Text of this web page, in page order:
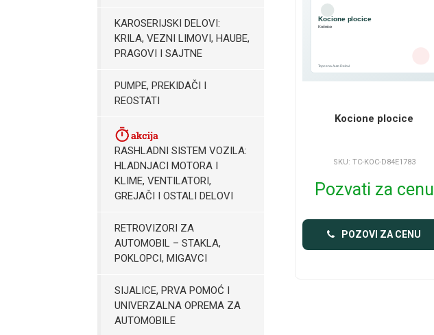
KAROSERIJSKI DELOVI:
KRILA, VEZNI LIMOVI, HAUBE,
PRAGOVI I SAJTNE
PUMPE, PREKIDAČI I
REOSTATI
RASHLADNI SISTEM VOZILA:
HLADNJACI MOTORA I
KLIME, VENTILATORI,
GREJAČI I OSTALI DELOVI
RETROVIZORI ZA
AUTOMOBIL – STAKLA,
POKLOPCI, MIGAVCI
SIJALICE, PRVA POMOĆ I
UNIVERZALNA OPREMA ZA
AUTOMOBILE
Kocione plocice
SKU: TC-KOC-D84E1783
Pozvati za cenu
POZOVI ZA CENU